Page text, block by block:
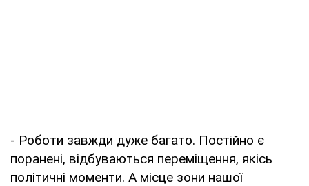
- Роботи завжди дуже багато. Постійно є
поранені, відбуваються переміщення, якісь
політичні моменти. А місце зони нашої